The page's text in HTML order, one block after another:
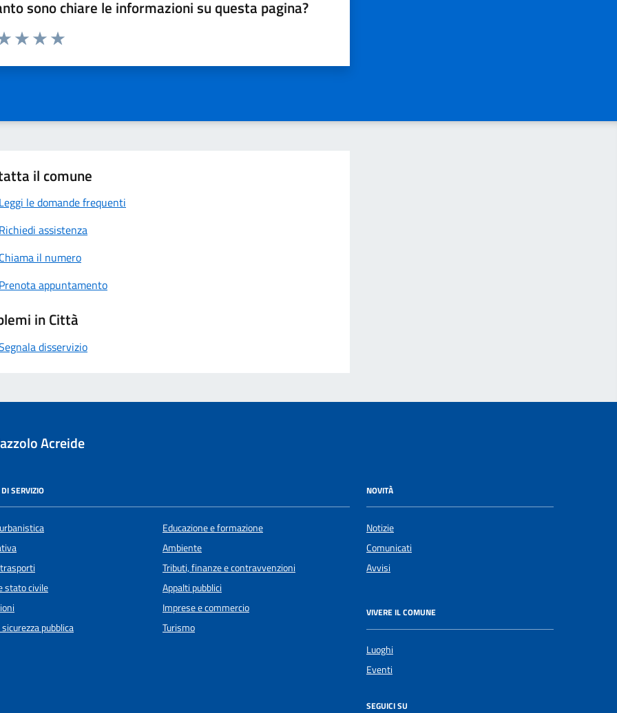
sono chiare le informazioni su questa pagina?
da 1 a 5 stelle la pagina
il comune
Leggi le domande frequenti
Richiedi assistenza
Chiama il numero
Prenota appuntamento
in Città
disservizio
Acreide
SERVIZIO
stato civile
pubblica
Educazione e formazione
Ambiente
Tributi, finanze e contravvenzioni
Appalti pubblici
Imprese e commercio
Turismo
NOVITÀ
Notizie
Comunicati
Avvisi
VIVERE IL COMUNE
Luoghi
Eventi
SEGUICI SU